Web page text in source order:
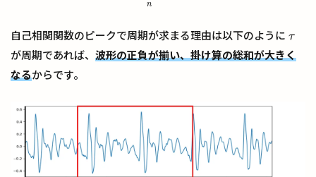
n
自己相関関数のピークで周期が求まる理由は以下のように τ
τ
が周期であれば、 波形の正負が揃い、掛け算の総和が大きく
なるからです。